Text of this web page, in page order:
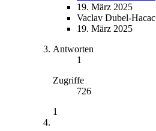
19. März 2025
Vaclav Dubel-Hacac
19. März 2025
Antworten
1
Zugriffe
726
1